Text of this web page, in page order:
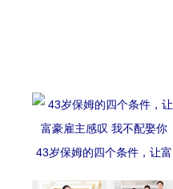
43岁保姆的四个条件，让富